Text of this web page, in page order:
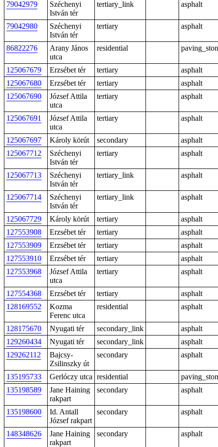
79042979
Széchenyi
István tér
tertiary_link asphalt
79042980
Széchenyi
István tér
tertiary asphalt
86822276
Arany János
utca
residential
125067679 Erzsébet tér tertiary
asphalt
125067680
Erzsébet tér tertiary
asphalt
125067690
József Attila
utca
tertiary asphalt
125067691
József Attila
utca
tertiary asphalt
125067697 Károly körút secondary
asphalt
125067712
Széchenyi
István tér
tertiary asphalt
125067713
Széchenyi
István tér
tertiary_link asphalt
125067714
Széchenyi
István tér
tertiary_link asphalt
125067729 Károly körút tertiary
asphalt
127553908
Erzsébet tér tertiary
asphalt
127553909
Erzsébet tér tertiary
asphalt
127553910
Erzsébet tér tertiary
asphalt
127553968
József Attila
utca
tertiary asphalt
127554368 Erzsébet tér tertiary
asphalt
128169552
Kozma
Ferenc utca
residential asphalt
128175670 Nyugati tér secondary_link
asphalt
129260434
Nyugati tér secondary_link
asphalt
129262112
Bajcsy-
Zsilinszky út
secondary asphalt
135195733 Gerlóczy utca residential
135198589
Jane Haining
rakpart
secondary asphalt
135198600
Id. Antall
József rakpart
secondary asphalt
148348626
Jane Haining
rakpart
secondary asphalt